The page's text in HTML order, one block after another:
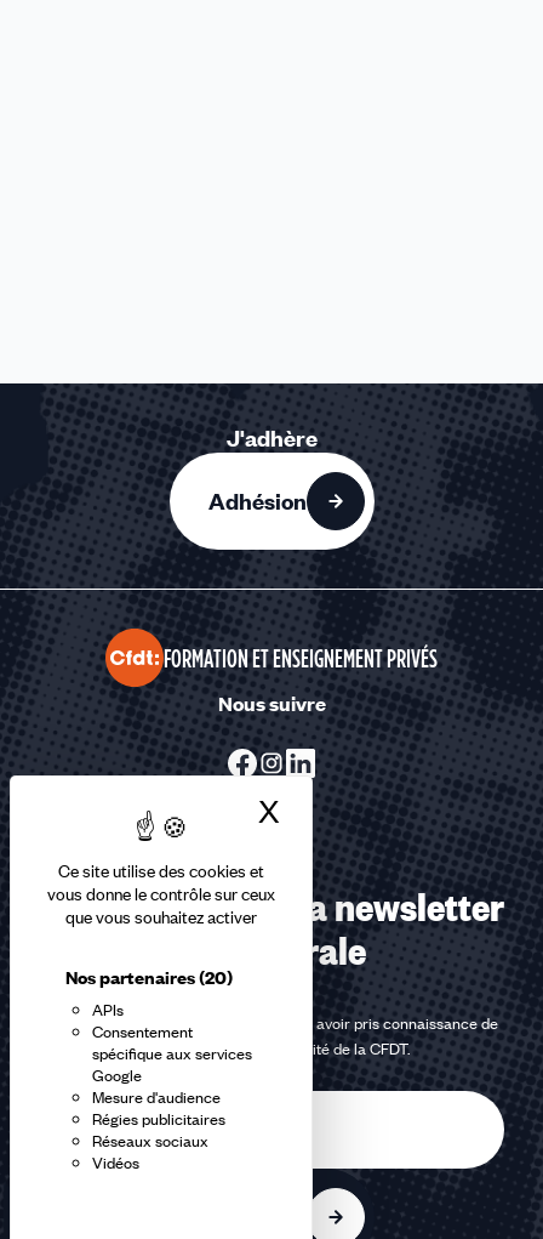
Ce site utilise des cookies et
vous donne le contrôle sur ceux
que vous souhaitez activer
Nos partenaires(20)
APIs
Consentement
spécifique aux services
Google
Mesure d'audience
Régies publicitaires
Réseaux sociaux
Vidéos
X Masquer le
J'adhère
Adhésion
FORMATION ET ENSEIGNEMENT PRIVÉS
Nous suivre
Abonnez-vous à la newsletter
confédérale
En m'inscrivant à la newsletter, j'affirme avoir pris connaissance de
lapolitique de confidentialité de la CFDT.